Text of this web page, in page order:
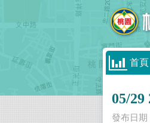
首頁
05/
發布日期